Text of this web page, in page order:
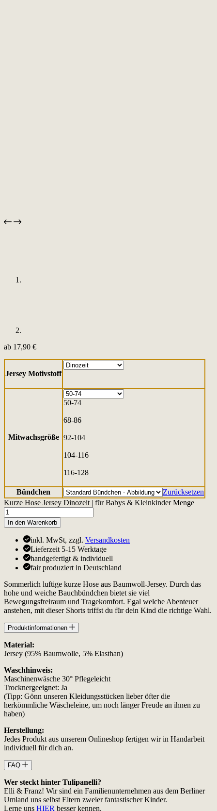
ab 17,90 €
Jersey Motivstoff
Mitwachsgröße
50-74
68-86
92-104
104-116
116-128
Bündchen
Zurücksetzen
Kurze Hose Jersey Dinozeit | für Babys & Kleinkinder Menge
In den Warenkorb
inkl. MwSt, zzgl. Versandkosten
Lieferzeit 5-15 Werktage
handgefertigt & individuell
fair produziert in Deutschland
Sommerlich luftige kurze Hose aus Baumwoll-Jersey. Durch das
hohe und weiche Bauchbündchen bietet sie viel
Bewegungsfreiraum und Tragekomfort. Egal welche Abenteuer
anstehen, mit dieser Shorts triffst du für dein Kind die richtige Wahl.
Produktinformationen
Material:
Jersey (95% Baumwolle, 5% Elasthan)
Waschhinweis:
Maschinenwäsche 30° Pflegeleicht
Trocknergeeignet: Ja
(Tipp: Gönn unseren Kleidungsstücken lieber öfter die
herkömmliche Wäscheleine, um noch länger Freude an ihnen zu
haben)
Herstellung:
Jedes Produkt aus unserem Onlineshop fertigen wir in Handarbeit
individuell für dich an.
FAQ
Wer steckt hinter Tulipanelli?
Elli & Franz! Wir sind ein Familienunternehmen aus dem Berliner
Umland uns selbst Eltern zweier fantastischer Kinder.
Lerne uns HIER besser kennen.